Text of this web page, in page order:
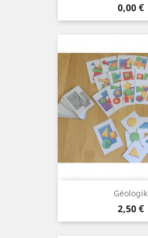
Prix
0,00 €
Géologik
Prix
2,50 €